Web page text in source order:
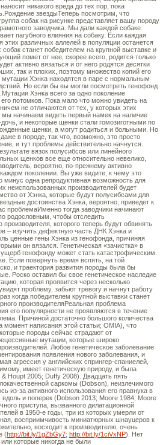
никакого вреда до тех пор, пока
звездыТеперь посмотрим, что
собак на рисунке представляет вашу породу
заводчика. Мы дали каждой собаке
пагубного влияния на собаку. Если каждая
этих различных аллелей в популяции останется
собак станет победителем на крупной выставке и
помет от нее, скорее всего, родится только
активно вязаться и от него родятся десятки
так и плохих, поэтому множество копий его
Хэнка находятся в паре с нормальным
Но если бы вы могли посмотреть генофонд
Мутации Хэнка всего за одно поколение
потомков. Пока мало что можно увидеть на
не отличаются от тех, у которых этих
начинаем видеть первый намек на наличие
и некоторые щенки стали гомозиготными по
щенки, а могут родиться и больными. Но
в породе, так что, возможно, это просто
и тут проблемы действительно начнутся.
вязок полусибсов или линейного
щенков все еще относительно невелико,
вероятно, по-прежнему активно
поколении. Вы уже видите, к чему это
минус одна репродуктивная возможность для
неиспользованных производителей будет
от Хэнка, которые будут полусибсами для
достоинства Хэнка, вероятно, приведет к
проблемаИменно тогда заводчики начинают
родословным, чтобы отследить
которого теперь будут обвинять
– изучить дефектную часть ДНК Хэнка и
ценные гены Хэнка из генофонда, причиняя
он вязался. Генетическая «зачистка» в
генофонду может стать катастрофическим.
Если повернуть время вспять, на той
и траектория развития породы была бы
Роско оставил бы свое генетическое наследие
которая проявится через несколько
проблему, забьют тревогу и начнут работу
когда победителем крупной выставки станет
производителяРеальная проблема
его популярности не проявляются в течение
Причиной достаточно большого количества
момент написания этой статьи; OMIA), что
породы сейчас страдают от
мутации, которые широко
Любое генетическое заболевание
появления нового заболевания, и
агрессия у английских спрингер-спаниелей,
имеет генетическую природу, и была
Houpt 2005; Duffy 2008). Двадцать пять
саркомы (Dobson), неизлечимого
из-за активного использования его правнука в
и поперек (Dobson 2013; Moore 1984; Moore
приступа, вызванного дилатационной
в 1950-е годы, три из которых умерли от
восприимчивость миниатюрных шнауцеров к
восходит к производителю, очень
(http://bit.ly/1gZbGy7; http://bit.ly/1ciVxNP). Нет
которые никогда не были